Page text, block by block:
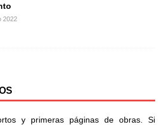
2022
y primeras páginas de obras. Si